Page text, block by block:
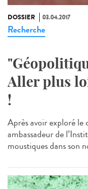
DOSSIER 03.04.2017
Recherche
Aller plus
!
Après avoir exploré le
ambassadeur de
moustiques dans son